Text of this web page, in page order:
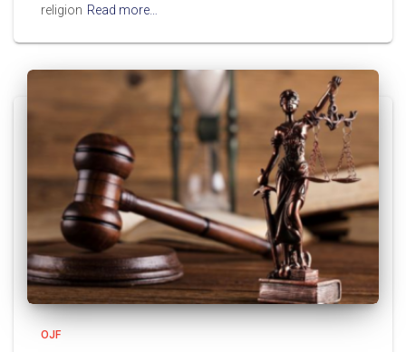
religion Read more…
OJF